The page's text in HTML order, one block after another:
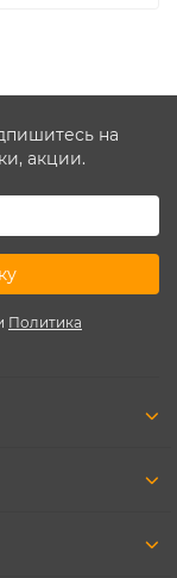
на
акции.
Политика